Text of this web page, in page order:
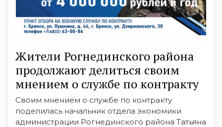
Жители Рогнединского района
продолжают делиться своим
мнением о службе по контракту
Своим мнением о службе по контракту
поделилась начальник отдела экономики
администрации Рогнединского района Татьяна